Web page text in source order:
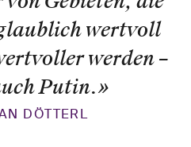
wertvoll
werden –
Putin.»
DÖTTERL